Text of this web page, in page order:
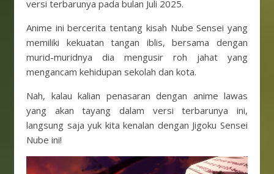
versi terbarunya pada bulan Juli 2025.
Anime ini bercerita tentang kisah Nube Sensei yang
memiliki kekuatan tangan iblis, bersama dengan
murid-muridnya dia mengusir roh jahat yang
mengancam kehidupan sekolah dan kota.
Nah, kalau kalian penasaran dengan anime lawas
yang akan tayang dalam versi terbarunya ini,
langsung saja yuk kita kenalan dengan Jigoku Sensei
Nube ini!